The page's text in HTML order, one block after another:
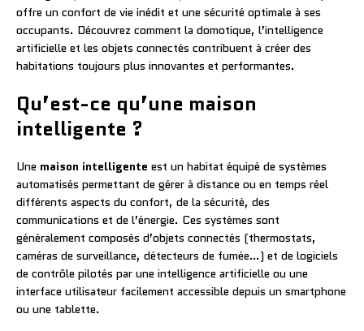
offre un confort de vie inédit et une sécurité optimale à ses
occupants. Découvrez comment la domotique, l’intelligence
artificielle et les objets connectés contribuent à créer des
habitations toujours plus innovantes et performantes.
Qu’est-ce qu’une maison
intelligente ?
Une maison intelligente est un habitat équipé de systèmes
automatisés permettant de gérer à distance ou en temps réel
différents aspects du confort, de la sécurité, des
communications et de l’énergie. Ces systèmes sont
généralement composés d’objets connectés (thermostats,
caméras de surveillance, détecteurs de fumée…) et de logiciels
de contrôle pilotés par une intelligence artificielle ou une
interface utilisateur facilement accessible depuis un smartphone
ou une tablette.